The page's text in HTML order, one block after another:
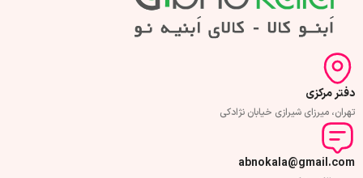
دفتر مرکزی
تهران، میرزای شیرازی خیابان نژادکی
abnokala@gmail.com